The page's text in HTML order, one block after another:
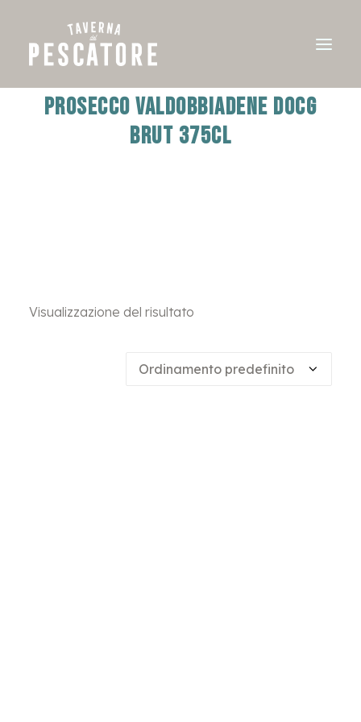
PROSECCO VALDOBBIADENE DOCG
BRUT 375cl
Visualizzazione del risultato